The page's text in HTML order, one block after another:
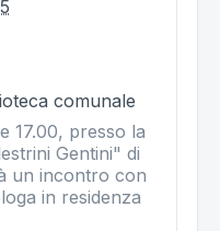
comunale
17.00, presso la
Gentini" di
un incontro con
in residenza